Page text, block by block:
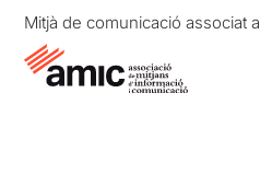
Mitjà de comunicació associat a